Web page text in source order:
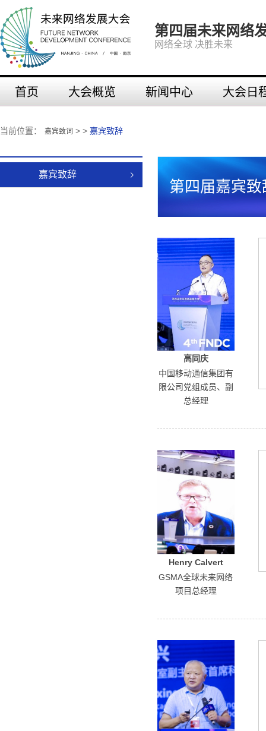
第四届未来网络
网络全球 决胜未来
首页 大会概览 新闻中心 大会日
当前位置： 嘉宾致词 > > 嘉宾致辞
嘉宾致辞
第四届嘉宾致
高同庆
中国移动通信集团有
限公司党组成员、副
总经理
Henry Calvert
GSMA全球未来网络
项目总经理